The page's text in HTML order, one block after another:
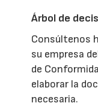
Árbol de
Consúltenos
su empresa
de
elaborar la
necesaria.